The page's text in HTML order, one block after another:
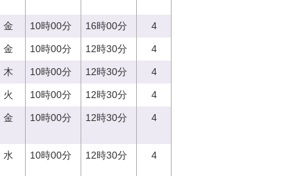
金 10時00分 16時00分 4
金 10時00分 12時30分 4
木 10時00分 12時30分 4
火 10時00分 12時30分 4
金 10時00分 12時30分 4
水 10時00分 12時30分 4